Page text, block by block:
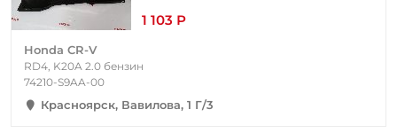
1 103 Р
Honda CR-V
RD4, K20A 2.0 бензин
74210-S9AA-00
Красноярск, Вавилова, 1 Г/3